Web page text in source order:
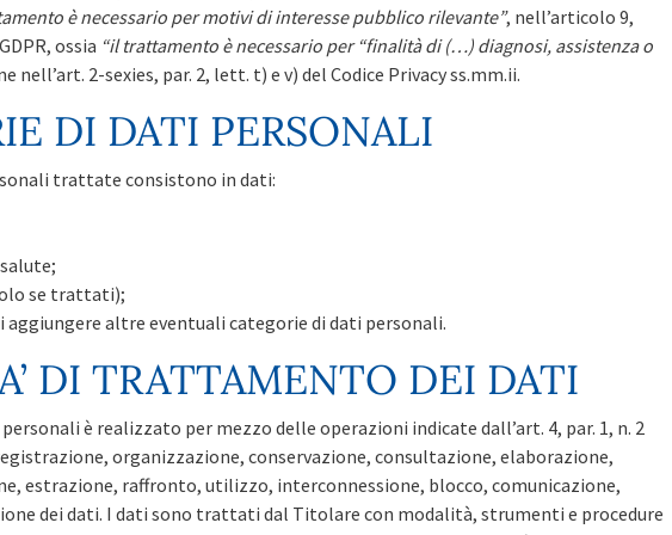
è necessario per motivi di interesse pubblico rilevante”, nell’articolo 9,
ossia “il trattamento è necessario per “finalità di (…) diagnosi, assistenza o
nell’art. 2-sexies, par. 2, lett. t) e v) del Codice Privacy ss.mm.ii.
DI DATI PERSONALI
trattate consistono in dati:
se trattati);
aggiungere altre eventuali categorie di dati personali.
DI TRATTAMENTO DEI DATI
è realizzato per mezzo delle operazioni indicate dall’art. 4, par. 1, n. 2
organizzazione, conservazione, consultazione, elaborazione,
estrazione, raffronto, utilizzo, interconnessione, blocco, comunicazione,
dei dati. I dati sono trattati dal Titolare con modalità, strumenti e procedure